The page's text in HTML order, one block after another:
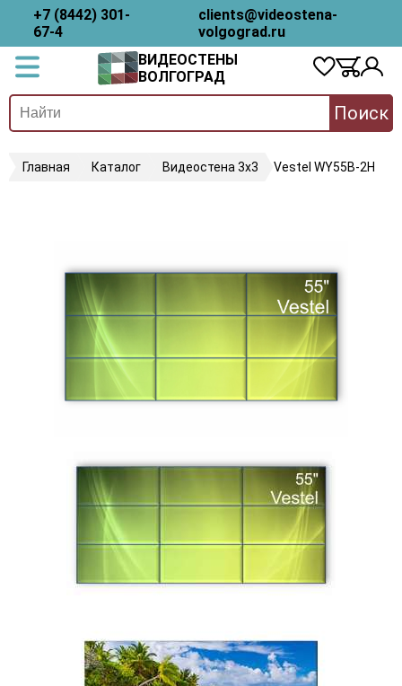
+7 (8442) 301-
67-4
clients@videostena-
volgograd.ru
ВИДЕОСТЕНЫ
ВОЛГОГРАД
Поиск
Главная Каталог Видеостена 3х3 Vestel WY55B-2H